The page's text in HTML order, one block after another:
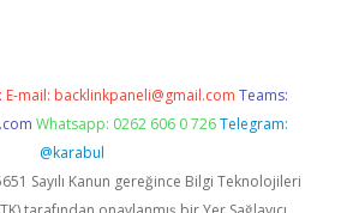
E-mail: backlinkpaneli@gmail.com Teams:
Whatsapp: 0262 606 0 726 Telegram:
@karabul
Sayılı Kanun gereğince Bilgi Teknolojileri